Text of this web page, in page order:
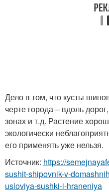
Дело в том, что кусты
черте города – вдоль
зонах и т.д. Растение
экологически
его применять уже нельзя.
Источник: https://
sushit-shipovnik-v-
usloviya-sushki-i-hraneniya